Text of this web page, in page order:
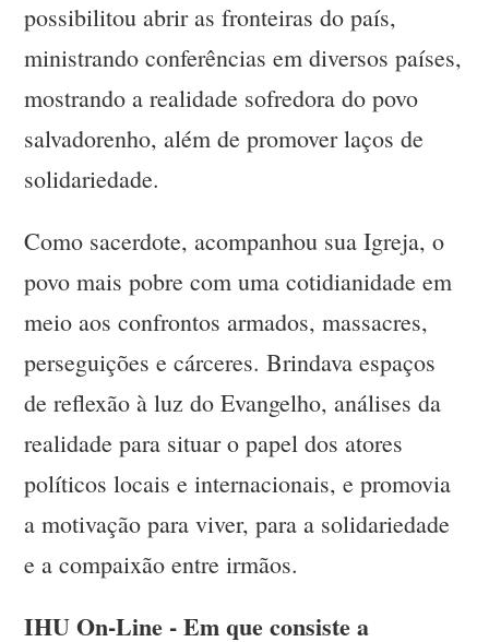
possibilitou abrir as fronteiras do país,
ministrando conferências em diversos países,
mostrando a realidade sofredora do povo
salvadorenho, além de promover laços de
solidariedade.
Como sacerdote, acompanhou sua Igreja, o
povo mais pobre com uma cotidianidade em
meio aos confrontos armados, massacres,
perseguições e cárceres. Brindava espaços
de reflexão à luz do Evangelho, análises da
realidade para situar o papel dos atores
políticos locais e internacionais, e promovia
a motivação para viver, para a solidariedade
e a compaixão entre irmãos.
IHU On-Line - Em que consiste a